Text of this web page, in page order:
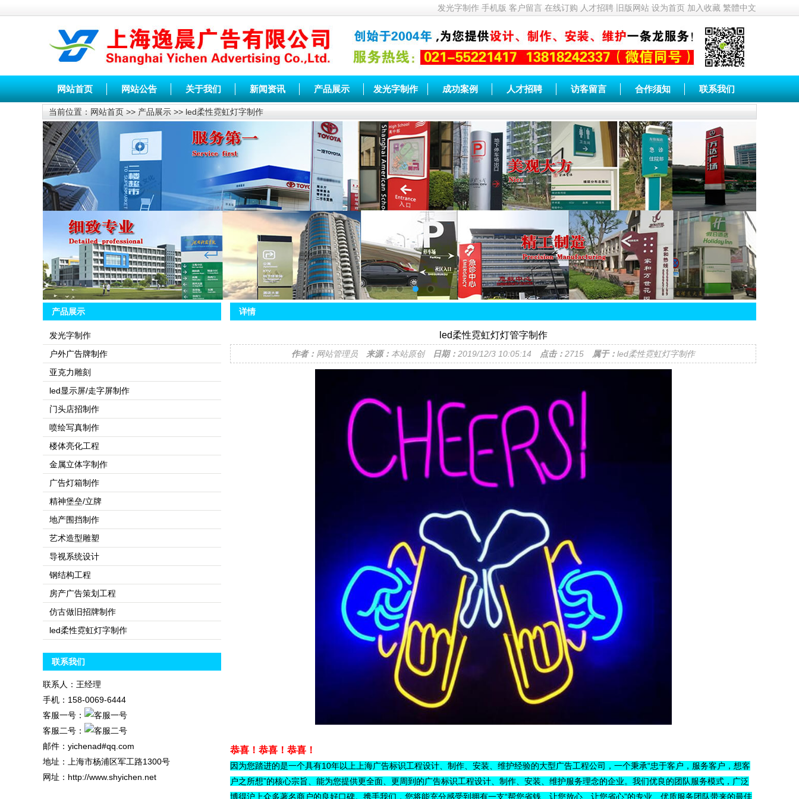
发光字制作 手机版 客户留言 在线订购 人才招聘 旧版网站 设为首页 加入收藏 繁體中文
网站首页 网站公告 关于我们 新闻资讯 产品展示 发光字制作 成功案例 人才招聘 访客留言 合作须知 联系我们
当前位置： 网站首页 >> 产品展示 >> led柔性霓虹灯字制作
产品展示
发光字制作
户外广告牌制作
亚克力雕刻
led显示屏/走字屏制作
门头店招制作
喷绘写真制作
楼体亮化工程
金属立体字制作
广告灯箱制作
精神堡垒/立牌
地产围挡制作
艺术造型雕塑
导视系统设计
钢结构工程
房产广告策划工程
仿古做旧招牌制作
led柔性霓虹灯字制作
联系我们
联系人：王经理
手机：158-0069-6444
客服一号：
客服二号：
邮件：yichenad#qq.com
地址：上海市杨浦区军工路1300号
网址：http://www.shyichen.net
详情
led柔性霓虹灯灯管字制作
作者： 网站管理员 来源： 本站原创 日期： 2019/12/3 10:05:14 点击： 2715 属于： led柔性霓虹灯字制作
恭喜！恭喜！恭喜！
因为您踏进的是一个具有10年以上上海广告标识工程设计、制作、安装、维护经验的大型广告工程公司，一个秉承“忠于客户，服务客户，想客
户之所想”的核心宗旨、能为您提供更全面、更周到的广告标识工程设计、制作、安装、维护服务理念的企业。我们优良的团队服务模式，广泛
博得沪上众多著名商户的良好口碑。携手我们，您将能充分感受到拥有一支“帮您省钱、让您放心、让您省心”的专业、优质服务团队带来的最佳